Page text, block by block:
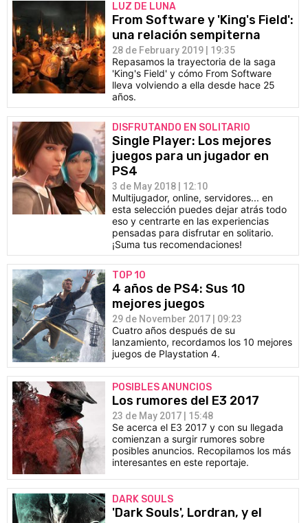
LUZ DE LUNA
From Software y 'King's Field':
una relación sempiterna
28 de February 2019 | 19:35
Repasamos la trayectoria de la saga
'King's Field' y cómo From Software
lleva volviendo a ella desde hace 25
años.
DISFRUTANDO EN SOLITARIO
Single Player: Los mejores
juegos para un jugador en
PS4
3 de May 2018 | 12:10
Multijugador, online, servidores... en
esta selección puedes dejar atrás todo
eso y centrarte en las experiencias
pensadas para disfrutar en solitario.
¡Suma tus recomendaciones!
TOP 10
4 años de PS4: Sus 10
mejores juegos
29 de November 2017 | 09:23
Cuatro años después de su
lanzamiento, recordamos los 10 mejores
juegos de Playstation 4.
POSIBLES ANUNCIOS
Los rumores del E3 2017
23 de May 2017 | 15:48
Se acerca el E3 2017 y con su llegada
comienzan a surgir rumores sobre
posibles anuncios. Recopilamos los más
interesantes en este reportaje.
DARK SOULS
'Dark Souls', Lordran, y el